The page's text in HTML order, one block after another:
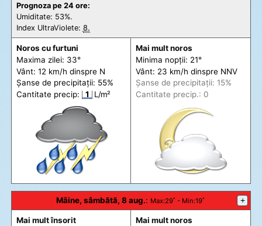
Prognoza pe 24 ore:
Umiditate: 53%.
Index UltraViolete: 8.
Noros cu furtuni
Maxima zilei: 33°
Vânt: 12 km/h dinspre N
Șanse de precipitații: 55%
Cantitate precip:
1 L/m²
Mai mult noros
Minima nopții: 21°
Vânt: 23 km/h dinspre NNV
Șanse de precipitații: 15%
Cantitate precip.: 0
Mâine, sâmbătă, 8 aug.: Max:29˚ - Min:19˚ +
Mai mult însorit
Mai mult noros